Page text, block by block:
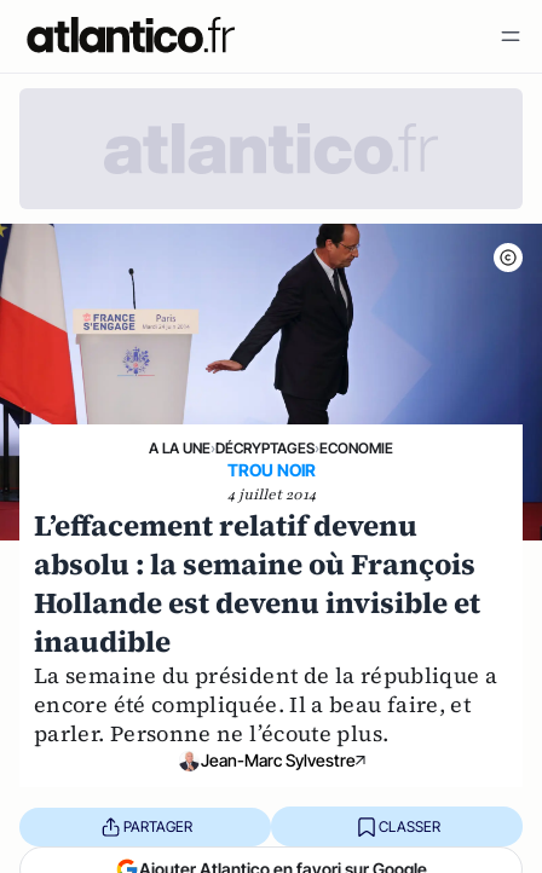
A LA UNE›DÉCRYPTAGES›ECONOMIE
TROU NOIR
4 juillet 2014
L’effacement relatif devenu
absolu : la semaine où François
Hollande est devenu invisible et
inaudible
La semaine du président de la république a
encore été compliquée. Il a beau faire, et
parler. Personne ne l’écoute plus.
Jean-Marc Sylvestre
PARTAGER CLASSER
Ajouter Atlantico en favori sur Google